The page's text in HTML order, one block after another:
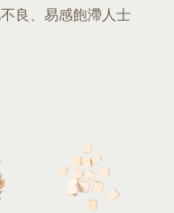
良、易感飽滯人士